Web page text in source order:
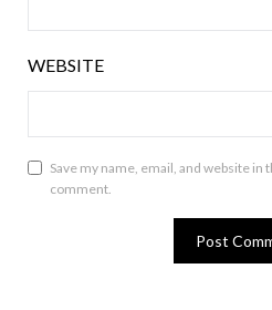
WEBSITE
Save my name, email, and website
comment.